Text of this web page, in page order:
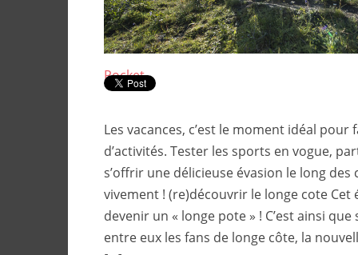
Pocket
Les vacances, c’est le moment idéal pour
d’activités. Tester les sports en vogue,
s’offrir une délicieuse évasion le long des
vivement ! (re)découvrir le longe cote Cet
devenir un « longe pote » ! C’est ainsi que
entre eux les fans de longe côte, la